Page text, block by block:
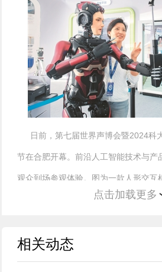
日前，第七届世界声博会暨2024科
节在合肥开幕。前沿人工智能技术与产
观众到场参观体验。图为一款人形交互
人工智能如何赋能新质生产力
点击加载更多
相关动态